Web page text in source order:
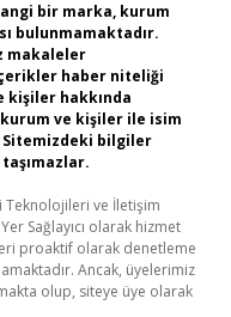
bir marka, kurum
bulunmamaktadır.
makaleler
haber niteliği
kişiler hakkında
kurum ve kişiler ile isim
bilgiler
Teknolojileri ve İletişim
Sağlayıcı olarak hizmet
proaktif olarak denetleme
Ancak, üyelerimiz
olup, siteye üye olarak